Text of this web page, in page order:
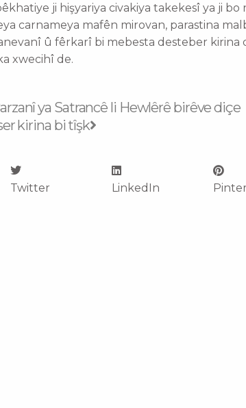
ji hişyariya civakiya takekesî ya ji bo
carnameya mafên mirovan, parastina
û fêrkarî bi mebesta desteber kirina
xwecihî de.
ya Satrancê li Hewlêrê birêve diçe
kirina bi tîşk​​
Next
Twitter LinkedIn